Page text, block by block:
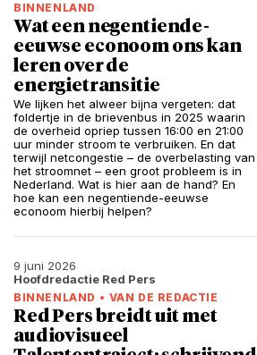
BINNENLAND
Wat een negentiende-
eeuwse econoom ons kan
leren over de
energietransitie
We lijken het alweer bijna vergeten: dat
foldertje in de brievenbus in 2025 waarin
de overheid opriep tussen 16:00 en 21:00
uur minder stroom te verbruiken. En dat
terwijl netcongestie – de overbelasting van
het stroomnet – een groot probleem is in
Nederland. Wat is hier aan de hand? En
hoe kan een negentiende-eeuwse
econoom hierbij helpen?
9 juni 2026
Hoofdredactie Red Pers
BINNENLAND • VAN DE REDACTIE
Red Pers breidt uit met
audiovisueel